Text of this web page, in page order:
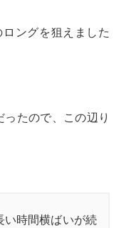
ングを狙えました
たので、この辺り
い時間横ばいが続